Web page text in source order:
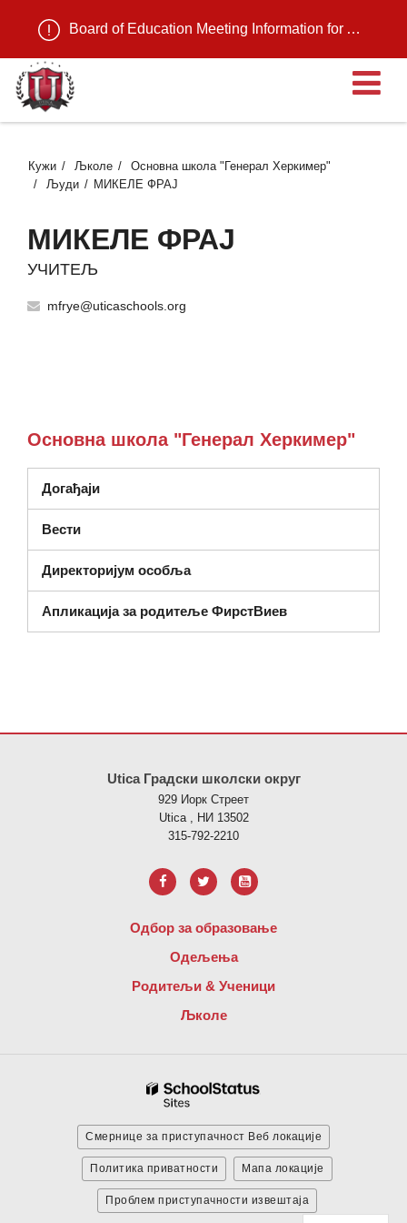
Board of Education Meeting Information for August 11, 2026
Кужи Љколе
Основна школа "Генерал Херкимер"
Људи
МИКЕЛЕ ФРАЈ
МИКЕЛЕ ФРАЈ
УЧИТЕЉ
mfrye@uticaschools.org
Основна школа "Генерал Херкимер"
Догађаји
Вести
Директоријум особља
Апликација за родитеље ФирстВиев
Utica Градски школски округ
929 Иорк Стреет
Utica , НИ 13502
315-792-2210
Одбор за образовање
Одељења
Родитељи & Ученици
Љколе
Смернице за приступачност Веб локације
Политика приватности Мапа локације
Проблем приступачности извештаја